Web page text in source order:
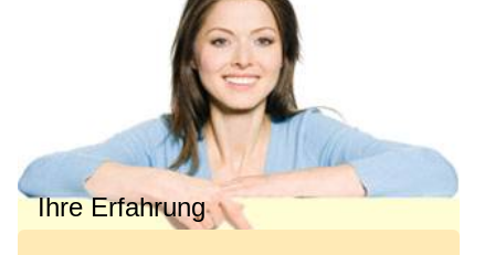
Ihre Erfahrung